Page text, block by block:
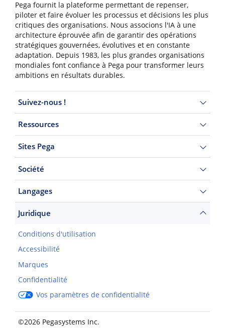
Pega fournit la plateforme permettant de repenser,
piloter et faire évoluer les processus et décisions les plus
critiques des organisations. Nous associons l'IA à une
architecture éprouvée afin de garantir des opérations
stratégiques gouvernées, évolutives et en constante
adaptation. Depuis 1983, les plus grandes organisations
mondiales font confiance à Pega pour transformer leurs
ambitions en résultats durables.
Suivez-nous !
Ressources
Sites Pega
Société
Langages
Juridique
Conditions d'utilisation
Accessibilité
Marques
Confidentialité
Vos paramètres de confidentialité
©2026 Pegasystems Inc.